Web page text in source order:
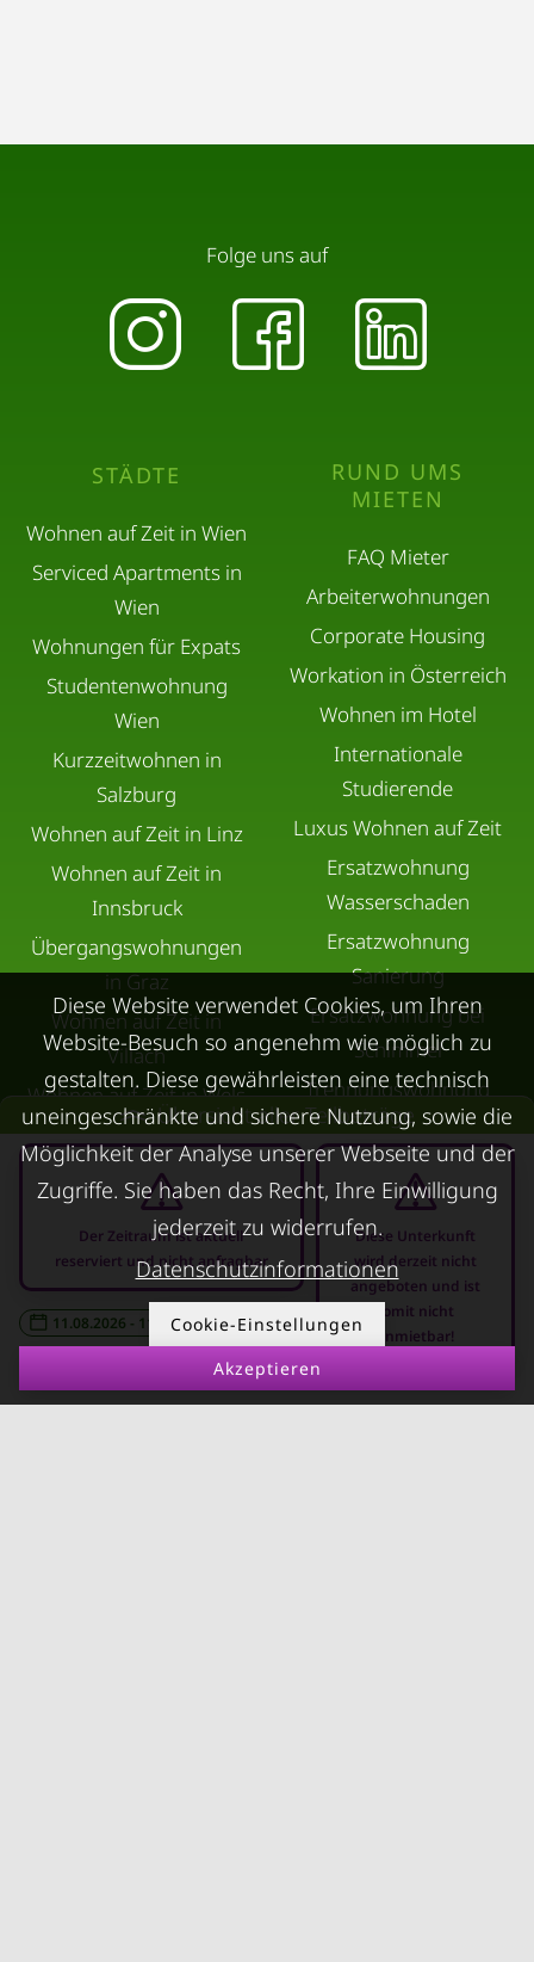
Übersicht aller Teilbeträge
Der Zeitraum ist aktuell
reserviert und nicht anfragbar
11.08.2026 - 11.09.2026 -
Diese Unterkunft
wird derzeit nicht
angeboten und ist
somit nicht
anmietbar!
STÄDTE
Wohnen auf Zeit in Wien
Serviced Apartments in
Wien
Wohnungen für Expats
Studentenwohnung
Wien
Kurzzeitwohnen in
Salzburg
Wohnen auf Zeit in Linz
Wohnen auf Zeit in
Innsbruck
Übergangswohnungen
in Graz
Wohnen auf Zeit in
Villach
Wohnen auf Zeit in Wels
Kurzzeitmiete Klagenfurt
Wohnen auf Zeit
Dornbirn
Kurzzeitmiete
Deutschland
RUND UMS
MIETEN
FAQ Mieter
Arbeiterwohnungen
Corporate Housing
Workation in Österreich
Wohnen im Hotel
Internationale
Studierende
Luxus Wohnen auf Zeit
Ersatzwohnung
Wasserschaden
Ersatzwohnung
Sanierung
Ersatzwohnung bei
Schimmel
Trennungswohnung
Filmförderung
Österreich
RUND UMS
VERMIETEN
FAQ Vermieter
KONTAKT
Über Kurzzeitmiete
Folge uns auf
Diese Website verwendet Cookies, um Ihren
Website-Besuch so angenehm wie möglich zu
gestalten. Diese gewährleisten eine technisch
uneingeschränkte und sichere Nutzung, sowie die
Möglichkeit der Analyse unserer Webseite und der
Zugriffe. Sie haben das Recht, Ihre Einwilligung
jederzeit zu widerrufen.
Datenschutzinformationen
Cookie-Einstellungen
Akzeptieren